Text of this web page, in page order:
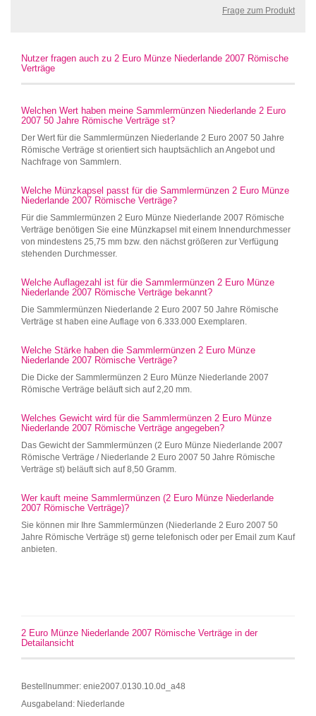
Frage zum Produkt
Nutzer fragen auch zu 2 Euro Münze Niederlande 2007 Römische
Verträge
Welchen Wert haben meine Sammlermünzen Niederlande 2 Euro
2007 50 Jahre Römische Verträge st?
Der Wert für die Sammlermünzen Niederlande 2 Euro 2007 50 Jahre
Römische Verträge st orientiert sich hauptsächlich an Angebot und
Nachfrage von Sammlern.
Welche Münzkapsel passt für die Sammlermünzen 2 Euro Münze
Niederlande 2007 Römische Verträge?
Für die Sammlermünzen 2 Euro Münze Niederlande 2007 Römische
Verträge benötigen Sie eine Münzkapsel mit einem Innendurchmesser
von mindestens 25,75 mm bzw. den nächst größeren zur Verfügung
stehenden Durchmesser.
Welche Auflagezahl ist für die Sammlermünzen 2 Euro Münze
Niederlande 2007 Römische Verträge bekannt?
Die Sammlermünzen Niederlande 2 Euro 2007 50 Jahre Römische
Verträge st haben eine Auflage von 6.333.000 Exemplaren.
Welche Stärke haben die Sammlermünzen 2 Euro Münze
Niederlande 2007 Römische Verträge?
Die Dicke der Sammlermünzen 2 Euro Münze Niederlande 2007
Römische Verträge beläuft sich auf 2,20 mm.
Welches Gewicht wird für die Sammlermünzen 2 Euro Münze
Niederlande 2007 Römische Verträge angegeben?
Das Gewicht der Sammlermünzen (2 Euro Münze Niederlande 2007
Römische Verträge / Niederlande 2 Euro 2007 50 Jahre Römische
Verträge st) beläuft sich auf 8,50 Gramm.
Wer kauft meine Sammlermünzen (2 Euro Münze Niederlande
2007 Römische Verträge)?
Sie können mir Ihre Sammlermünzen (Niederlande 2 Euro 2007 50
Jahre Römische Verträge st) gerne telefonisch oder per Email zum Kauf
anbieten.
2 Euro Münze Niederlande 2007 Römische Verträge in der
Detailansicht
Bestellnummer: enie2007.0130.10.0d_a48
Ausgabeland: Niederlande